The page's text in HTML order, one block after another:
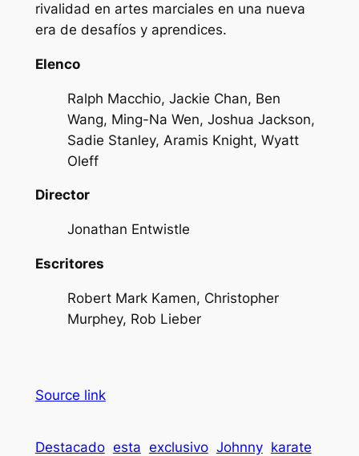
rivalidad en artes marciales en una nueva
era de desafíos y aprendices.
Elenco
Ralph Macchio, Jackie Chan, Ben
Wang, Ming-Na Wen, Joshua Jackson,
Sadie Stanley, Aramis Knight, Wyatt
Oleff
Director
Jonathan Entwistle
Escritores
Robert Mark Kamen, Christopher
Murphey, Rob Lieber
Source link
Destacado esta exclusivo Johnny karate